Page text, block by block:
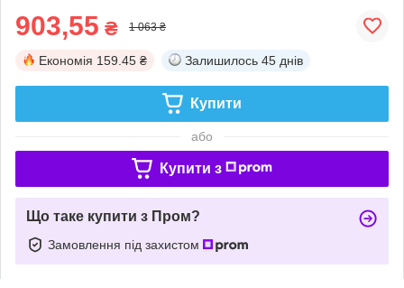
903,55 ₴ 1 063 ₴
Економія 159.45 ₴ Залишилось 45 днів
Купити
або
Купити з
Що таке купити з Пром?
Замовлення під захистом